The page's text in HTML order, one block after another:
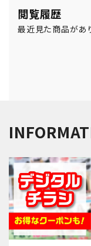
閲覧履歴
最近見た商品があ